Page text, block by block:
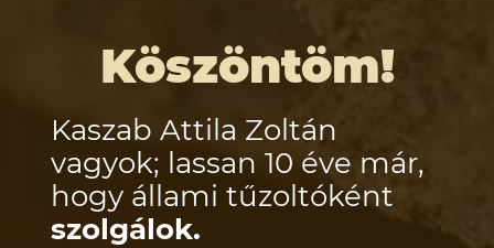
Köszöntöm!
Kaszab Attila Zoltán
vagyok; lassan 10 éve már,
hogy állami tűzoltóként
szolgálok.